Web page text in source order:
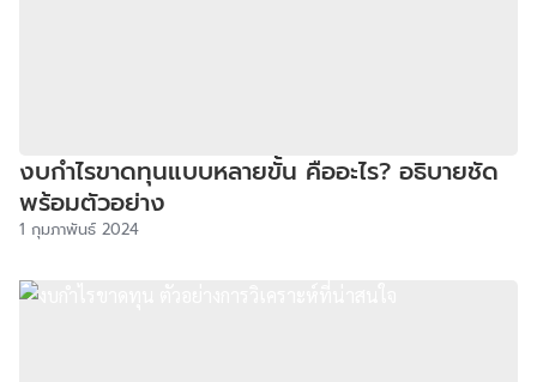
งบกําไรขาดทุนแบบหลายขั้น คืออะไร? อธิบายชัด
พร้อมตัวอย่าง
1 กุมภาพันธ์ 2024